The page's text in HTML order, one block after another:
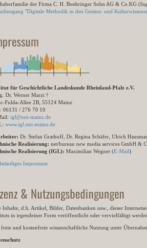
der Firma C. H. Boehringer Sohn AG & Co.KG
"Digitale Methodik in den Geistes- und
für Geschichtliche Landeskunde Rheinland-Pfalz e.V.
Dr. Werner Marzi †
Fulda-Allee 2B, 55124 Mainz
06131 / 276 70 10
igl@uni-mainz.de
www.igl.uni-mainz.de
Dr. Stefan Grathoff, Dr. Regina Schäfer, Ulrich
Realisierung: net/bureau new media services GmbH &
Realisierung (IGL): Maximilian Wegner (E-Mail)
Impressum
& Nutzungsbedingungen
Inhalte, d.h. Artikel, Bilder, Datenbanken usw., dieser
in irgendeiner Form veröffentlicht oder vervielfältigt
und kostenfreie wissenschaftliche Nutzung unter